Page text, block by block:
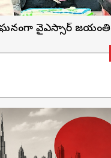
వైఎస్సార్‌ జయంతి